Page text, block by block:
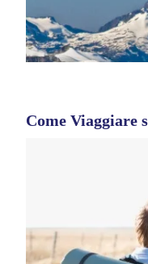
Come Viaggiare